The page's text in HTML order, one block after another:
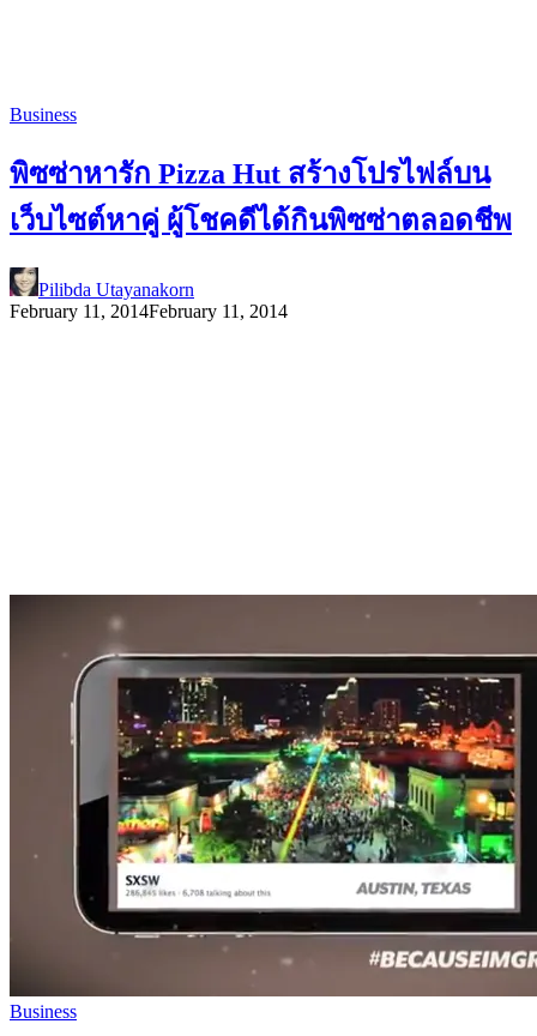
Business
พิซซ่าหารัก Pizza Hut สร้างโปรไฟล์บน
เว็บไซต์หาคู่ ผู้โชคดีได้กินพิซซ่าตลอดชีพ
Pilibda Utayanakorn
February 11, 2014February 11, 2014
Business